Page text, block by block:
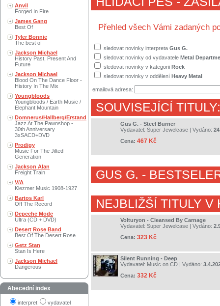
Anvil
Forged In Fire
James Gang
Best Of
Tyler Bonnie
The best of
Jackson Michael
History Past, Present And
Future
Jackson Michael
Blood On The Dance Floor -
History In The Mix
Youngbloods
Youngbloods / Earth Music /
Elephant Mountain
Domnerus/Hallberg/Erstand
Jazz At The Pawnshop -
30th Anniversary
3xSACD+DVD
Prodigy
Music For The Jilted
Generation
Jackson Alan
Freight Train
V/A
Klezmer Music 1908-1927
Bartos Karl
Off The Record
Depeche Mode
Ultra (CD + DVD)
Desert Rose Band
Best Of The Desert Rose..
Getz Stan
Stan Is Here
Jackson Michael
Dangerous
Abecední index
interpret vydavatel
Přehled všech Vámi zadaných
sledovat novinky interpreta Gus G.
sledovat novinky od vydavatele Metal
sledovat novinky v kategorii Rock
sledovat novinky v oddělení Heavy Metal
emailová adresa:
SOUVISEJÍCÍ TITULY:
Gus G. - Steel Burner
Vydavatel: Super Jewelcase | Vydáno:
Cena: 467 Kč
GUS G. -
NEJBLIŽŠÍ TITULY V
Volturyon - Cleansed By Carnage
Vydavatel: Super Jewelcase | Vydáno:
Cena: 323 Kč
Silent Running - Deep
Vydavatel: Music on CD | Vydáno:
Cena: 332 Kč